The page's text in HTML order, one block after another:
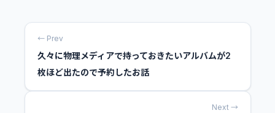
← Prev
久々に物理メディアで持っておきたいアルバムが2
枚ほど出たので予約したお話
Next →